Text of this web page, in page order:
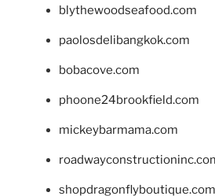
blythewoodseafood.com
paolosdelibangkok.com
bobacove.com
phoone24brookfield.com
mickeybarmama.com
shopdragonflyboutique.com